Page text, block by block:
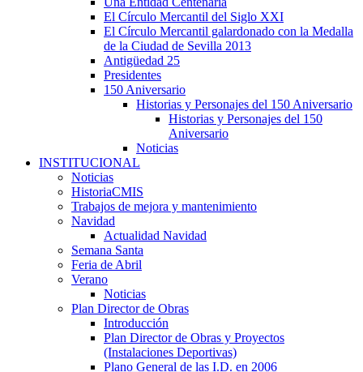
El Círculo Mercantil del Siglo XXI
El Círculo Mercantil galardonado con la Medalla
de la Ciudad de Sevilla 2013
Antigüedad 25
Presidentes
150 Aniversario
Historias y Personajes del 150 Aniversario
Historias y Personajes del 150
Aniversario
Noticias
INSTITUCIONAL
Noticias
HistoriaCMIS
Trabajos de mejora y mantenimiento
Navidad
Actualidad Navidad
Semana Santa
Feria de Abril
Verano
Noticias
Plan Director de Obras
Introducción
Plan Director de Obras y Proyectos
(Instalaciones Deportivas)
Plano General de las I.D. en 2006